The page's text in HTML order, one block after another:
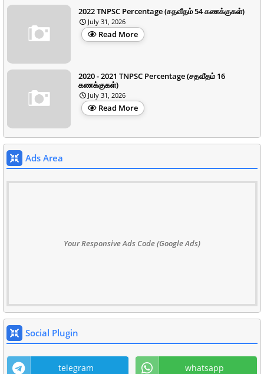
2022 TNPSC Percentage (சதவீதம் 54 கணக்குகள்)
July 31, 2026
Read More
2020 - 2021 TNPSC Percentage (சதவீதம் 16
கணக்குகள்)
July 31, 2026
Read More
Ads Area
Your Responsive Ads Code (Google Ads)
Social Plugin
telegram whatsapp